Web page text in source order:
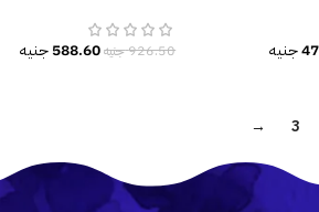
جنيه 926.50جنيه588.60جنيه
3
→